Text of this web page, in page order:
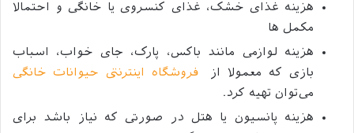
هزینه غذای خشک، غذای کنسروی یا خانگی و احتمالا
مکمل ها
هزینه لوازمی مانند باکس، پارک، جای خواب، اسباب
بازی که معمولا از فروشگاه اینترنتی حیوانات خانگی
می‌توان تهیه کرد.
هزینه پانسیون یا هتل در صورتی که نیاز باشد برای